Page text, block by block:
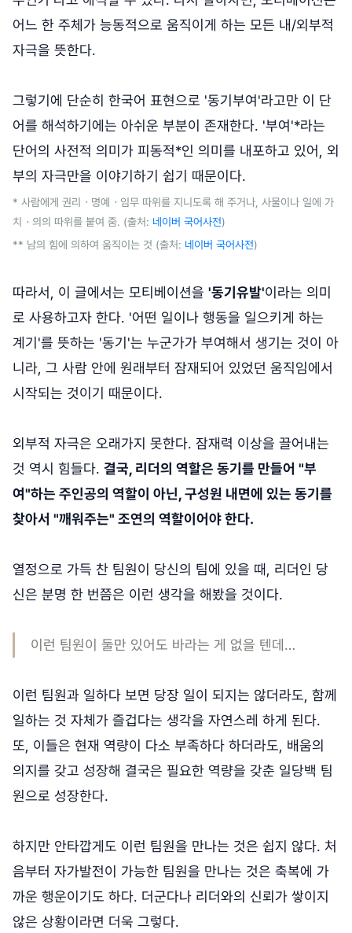
어느 한 주체가 능동적으로 움직이게 하는 모든 내/외부적
자극을 뜻한다.
그렇기에 단순히 한국어 표현으로 '동기부여'라고만 이 단
어를 해석하기에는 아쉬운 부분이 존재한다. '부여'*라는
단어의 사전적 의미가 피동적*인 의미를 내포하고 있어, 외
부의 자극만을 이야기하기 쉽기 때문이다.
* 사람에게 권리ㆍ명예ㆍ임무 따위를 지니도록 해 주거나, 사물이나 일에 가
치ㆍ의의 따위를 붙여 줌. (출처: 네이버 국어사전)
** 남의 힘에 의하여 움직이는 것 (출처: 네이버 국어사전)
따라서, 이 글에서는 모티베이션을 '동기유발'이라는 의미
로 사용하고자 한다. '어떤 일이나 행동을 일으키게 하는
계기'를 뜻하는 '동기'는 누군가가 부여해서 생기는 것이 아
니라, 그 사람 안에 원래부터 잠재되어 있었던 움직임에서
시작되는 것이기 때문이다.
외부적 자극은 오래가지 못한다. 잠재력 이상을 끌어내는
것 역시 힘들다. 결국, 리더의 역할은 동기를 만들어 "부
여"하는 주인공의 역할이 아닌, 구성원 내면에 있는 동기를
찾아서 "깨워주는" 조연의 역할이어야 한다.
열정으로 가득 찬 팀원이 당신의 팀에 있을 때, 리더인 당
신은 분명 한 번쯤은 이런 생각을 해봤을 것이다.
이런 팀원이 둘만 있어도 바라는 게 없을 텐데…
이런 팀원과 일하다 보면 당장 일이 되지는 않더라도, 함께
일하는 것 자체가 즐겁다는 생각을 자연스레 하게 된다.
또, 이들은 현재 역량이 다소 부족하다 하더라도, 배움의
의지를 갖고 성장해 결국은 필요한 역량을 갖춘 일당백 팀
원으로 성장한다.
하지만 안타깝게도 이런 팀원을 만나는 것은 쉽지 않다. 처
음부터 자가발전이 가능한 팀원을 만나는 것은 축복에 가
까운 행운이기도 하다. 더군다나 리더와의 신뢰가 쌓이지
않은 상황이라면 더욱 그렇다.